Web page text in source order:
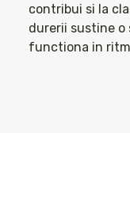
contribui si la
durerii sustine o
functiona in